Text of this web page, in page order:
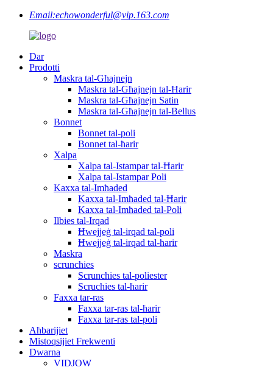
Email:echowonderful@vip.163.com
Dar
Prodotti
Maskra tal-Għajnejn
Maskra tal-Għajnejn tal-Ħarir
Maskra tal-Għajnejn Satin
Maskra tal-Għajnejn tal-Bellus
Bonnet
Bonnet tal-poli
Bonnet tal-ħarir
Xalpa
Xalpa tal-Istampar tal-Ħarir
Xalpa tal-Istampar Poli
Kaxxa tal-Imħaded
Kaxxa tal-Imħaded tal-Ħarir
Kaxxa tal-Imħaded tal-Poli
Ilbies tal-Irqad
Ħwejjeġ tal-irqad tal-poli
Ħwejjeġ tal-irqad tal-ħarir
Maskra
scrunchies
Scrunchies tal-poliester
Scruchies tal-ħarir
Faxxa tar-ras
Faxxa tar-ras tal-ħarir
Faxxa tar-ras tal-poli
Aħbarijiet
Mistoqsijiet Frekwenti
Dwarna
VIDJOW